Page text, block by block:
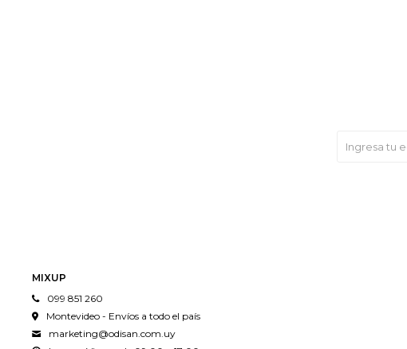
MIXUP
099 851 260
Montevideo - Envíos a todo el país
marketing@odisan.com.uy